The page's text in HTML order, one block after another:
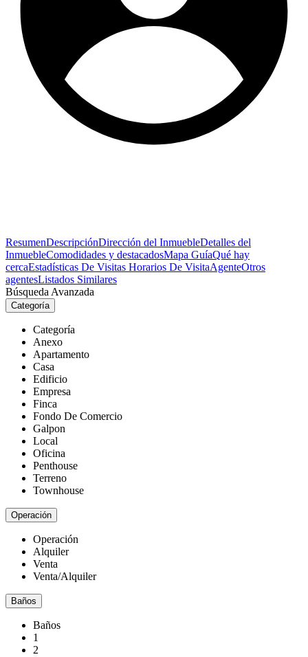
ResumenDescripciónDirección del InmuebleDetalles del
InmuebleComodidades y destacadosMapa GuíaQué hay
cercaEstadísticas De Visitas Horarios De VisitaAgenteOtros
agentesListados Similares
Búsqueda Avanzada
Categoría
Categoría
Anexo
Apartamento
Casa
Edificio
Empresa
Finca
Fondo De Comercio
Galpon
Local
Oficina
Penthouse
Terreno
Townhouse
Operación
Operación
Alquiler
Venta
Venta/Alquiler
Baños
Baños
1
2